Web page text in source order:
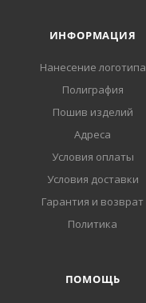
ИНФОРМАЦИЯ
Нанесение логотипа
Полиграфия
Пошив изделий
Адреса
Условия оплаты
Условия доставки
Гарантия и возврат
Политика
ПОМОЩЬ